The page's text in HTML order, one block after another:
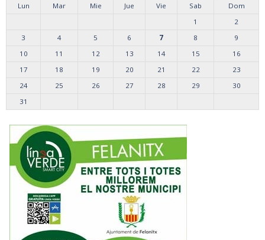
Lun
Mar Mie Jue Vie Sab
Dom
1
2
3
4 5 6 7 8
9
10
11 12 13 14 15
16
17
18 19 20 21 22
23
24
25 26 27 28 29
30
31